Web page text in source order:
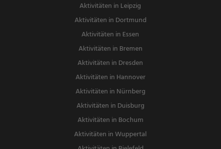
Aktivitäten in Leipzig
Aktivitäten in Dortmund
Aktivitäten in Essen
Aktivitäten in Bremen
Aktivitäten in Dresden
Aktivitäten in Hannover
Aktivitäten in Nürnberg
Aktivitäten in Duisburg
Aktivitäten in Bochum
Aktivitäten in Wuppertal